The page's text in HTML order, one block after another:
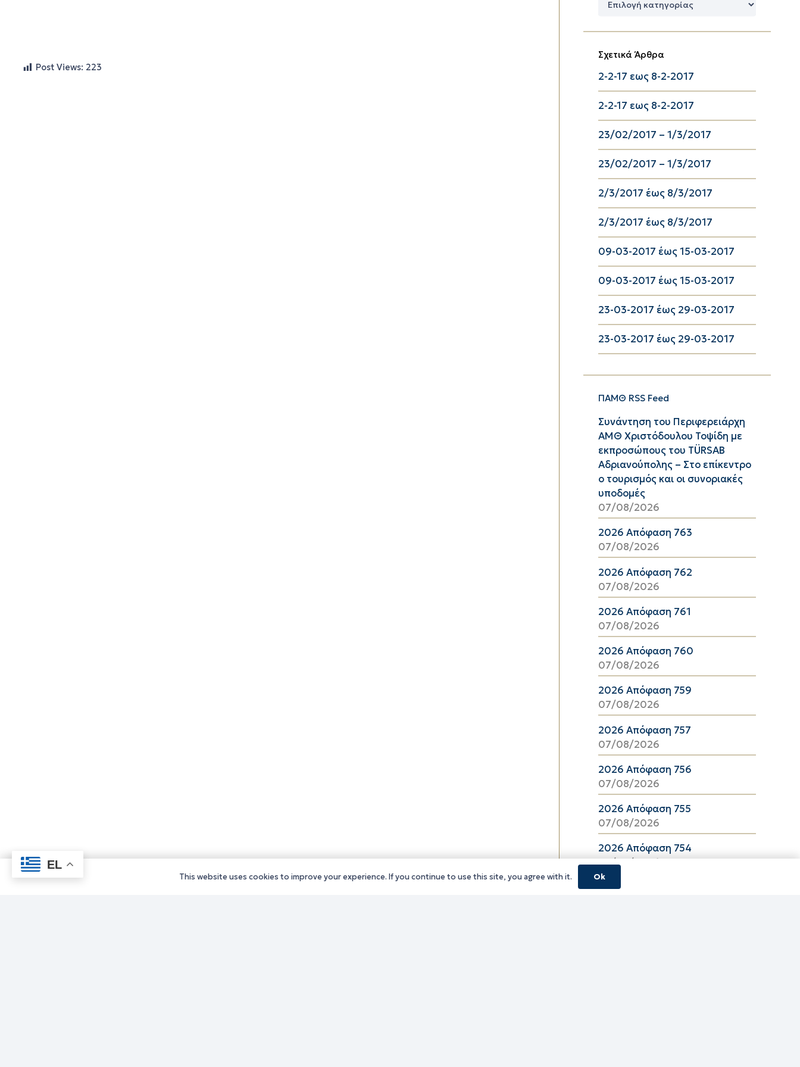
Post Views: 223
Σχετικά Άρθρα
2-2-17 εως 8-2-2017
2-2-17 εως 8-2-2017
23/02/2017 – 1/3/2017
23/02/2017 – 1/3/2017
2/3/2017 έως 8/3/2017
2/3/2017 έως 8/3/2017
09-03-2017 έως 15-03-2017
09-03-2017 έως 15-03-2017
23-03-2017 έως 29-03-2017
23-03-2017 έως 29-03-2017
ΠΑΜΘ RSS Feed
Συνάντηση του Περιφερειάρχη
ΑΜΘ Χριστόδουλου Τοψίδη με
εκπροσώπους του TÜRSAB
Αδριανούπολης – Στο επίκεντρο
ο τουρισμός και οι συνοριακές
υποδομές
07/08/2026
2026 Απόφαση 763
07/08/2026
2026 Απόφαση 762
07/08/2026
2026 Απόφαση 761
07/08/2026
2026 Απόφαση 760
07/08/2026
2026 Απόφαση 759
07/08/2026
2026 Απόφαση 757
07/08/2026
2026 Απόφαση 756
07/08/2026
2026 Απόφαση 755
07/08/2026
2026 Απόφαση 754
07/08/2026
EL
This website uses cookies to improve your experience. If you continue to use this site, you agree with it. Ok